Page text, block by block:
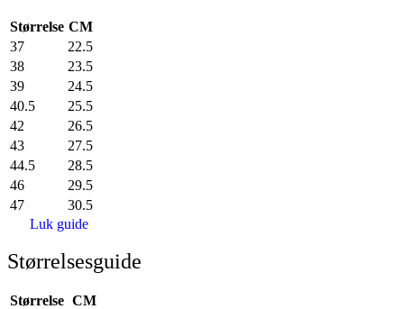
Størrelse CM
37
22.5
38
23.5
39
24.5
40.5
25.5
42
26.5
43
27.5
44.5
28.5
46
29.5
47
30.5
Luk guide
Størrelsesguide
Størrelse CM